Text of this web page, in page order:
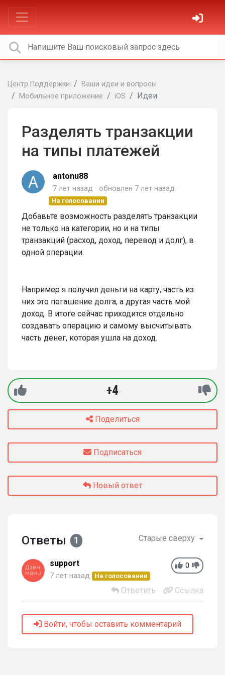
Центр Поддержки
Ваши идеи и вопросы
Мобильное приложение
iOS Идеи
Разделять транзакции
на типы платежей
antonu88
7 лет назад обновлен 7 лет назад
На голосовании
Добавьте возможность разделять транзакции
не только на категории, но и на типы
транзакций (расход, доход, перевод и долг), в
одной операции.
Например я получил деньги на карту, часть из
них это погашение долга, а другая часть мой
доход. В итоге сейчас приходится отдельно
создавать операцию и самому высчитывать
часть денег, которая ушла на доход.
+4
Поделиться
Подписаться
Новый ответ
Ответы 1 Старые сверху
0
support
7 лет назад На голосовании
Ответить Ссылка
Войти, чтобы оставить комментарий